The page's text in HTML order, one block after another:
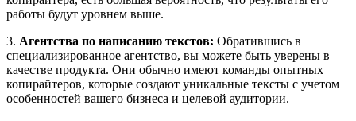
работы будут уровнем выше.
3. Агентства по написанию текстов: Обратившись в
специализированное агентство, вы можете быть уверены в
качестве продукта. Они обычно имеют команды опытных
копирайтеров, которые создают уникальные тексты с учетом
особенностей вашего бизнеса и целевой аудитории.